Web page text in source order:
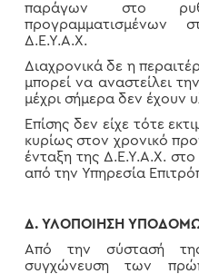
παράγων στο
Δ.Ε.Υ.Α.Χ.
Διαχρονικά δε η
μπορεί να αναστείλει
μέχρι σήμερα δεν έχουν
Επίσης δεν είχε τότε
κυρίως στον χρονικό
ένταξη της Δ.Ε.Υ.Α.Χ.
από την Υπηρεσία
Δ. ΥΛΟΠΟΙΗΣΗ
Από την σύστασή
συγχώνευση των